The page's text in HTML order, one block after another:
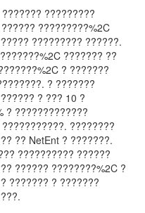
?????????
?????????%2C
????????? ??????.
??????? ??
? ???????
? ???????
? ??? 10 ?
? ?????????????
????????
?? NetEnt ? ???????.
?????????? ??????
?????? ????????%2C ?
??????? ? ???????